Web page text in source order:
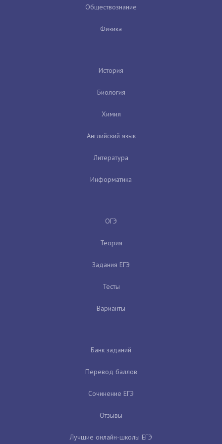
Обществознание
Физика
История
Биология
Химия
Английский язык
Литература
Информатика
ОГЭ
Теория
Задания ЕГЭ
Тесты
Варианты
Банк заданий
Перевод баллов
Сочинение ЕГЭ
Отзывы
Лучшие онлайн-школы ЕГЭ